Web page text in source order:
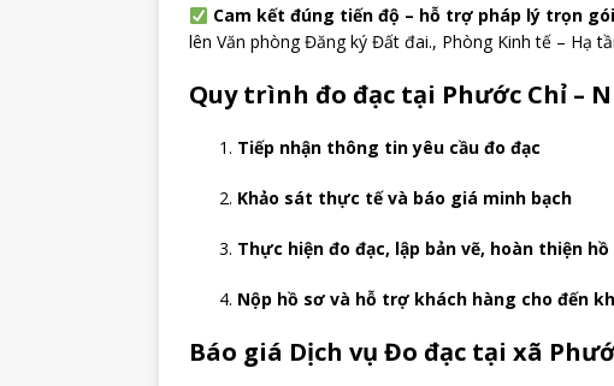
Cam kết đúng tiến độ – hỗ trợ pháp lý trọn
lên Văn phòng Đăng ký Đất đai., Phòng Kinh tế – Hạ
Quy trình đo đạc tại Phước Chỉ –
Tiếp nhận thông tin yêu cầu đo đạc
Khảo sát thực tế và báo giá minh bạch
Thực hiện đo đạc, lập bản vẽ, hoàn thiện
Nộp hồ sơ và hỗ trợ khách hàng cho đến
Báo giá Dịch vụ Đo đạc tại xã